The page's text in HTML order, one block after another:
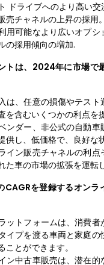
ドライブへのより高い交
売チャネルの上昇の採用。
用可能なより広いオプシ
の採用傾向の増加.
トは、2024年に市場で
は、任意の損傷やテス
を含むいくつかの利点を
ンダー、非公式の自動
供し、低価格で、良好な
イン販売チャネルの利点
た車の市場の拡張を運転
CAGRを登録するオンラ
ットフォームは、消費者
イプを渡る車両と家庭の
ことができます。
ン中古車販売は、潜在